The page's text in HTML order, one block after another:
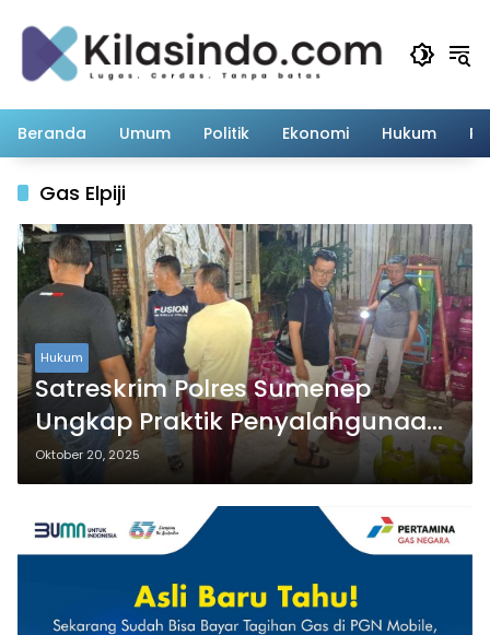
Beranda Umum Politik Ekonomi Hukum
Gas Elpiji
Hukum
Satreskrim Polres Sumenep
Ungkap Praktik Penyalahgunaan
Gas LPG Bersubsidi
Oktober 20, 2025